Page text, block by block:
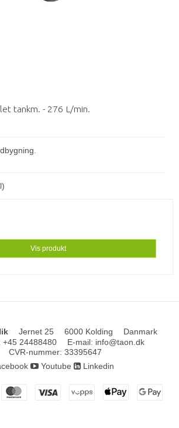
tankm. - 276 L/min.
Vis produkt
Jernet 25 6000 Kolding
Danmark
+45 24488480 E-mail: info@taon.dk
CVR-nummer: 33395647
Youtube Linkedin